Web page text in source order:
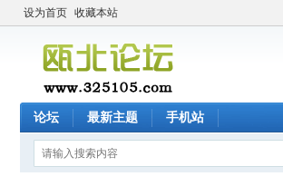
设为首页 收藏本站
论坛 最新主题 手机站